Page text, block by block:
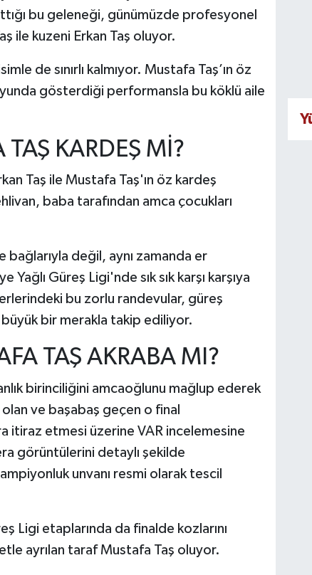
bu geleneği, günümüzde profesyonel
ile kuzeni Erkan Taş oluyor.
de sınırlı kalmıyor. Mustafa Taş’ın öz
gösterdiği performansla bu köklü aile
TAŞ KARDEŞ Mİ?
Taş ile Mustafa Taş'ın öz kardeş
baba tarafından amca çocukları
bağlarıyla değil, aynı zamanda er
Yağlı Güreş Ligi'nde sık sık karşı karşıya
bu zorlu randevular, güreş
bir merakla takip ediliyor.
TAŞ AKRABA MI?
birinciliğini amcaoğlunu mağlup ederek
ve başabaş geçen o final
itiraz etmesi üzerine VAR incelemesine
görüntülerini detaylı şekilde
unvanı resmi olarak tescil
Ligi etaplarında da finalde kozlarını
ayrılan taraf Mustafa Taş oluyor.